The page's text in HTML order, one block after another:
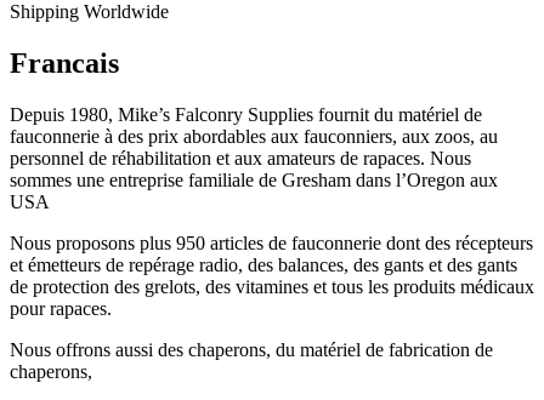
Shipping Worldwide
Francais
Depuis 1980, Mike’s Falconry Supplies fournit du matériel de
fauconnerie à des prix abordables aux fauconniers, aux zoos, au
personnel de réhabilitation et aux amateurs de rapaces. Nous
sommes une entreprise familiale de Gresham dans l’Oregon aux
USA
Nous proposons plus 950 articles de fauconnerie dont des récepteurs
et émetteurs de repérage radio, des balances, des gants et des gants
de protection des grelots, des vitamines et tous les produits médicaux
pour rapaces.
Nous offrons aussi des chaperons, du matériel de fabrication de
chaperons,